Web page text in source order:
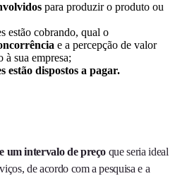
para produzir o produto ou
estão cobrando, qual o
e a percepção de valor
à sua empresa;
estão dispostos a pagar.
um intervalo de preço que seria ideal
de acordo com a pesquisa e a